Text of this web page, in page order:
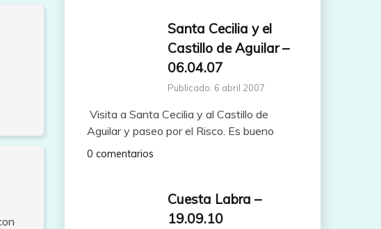
Santa Cecilia y el
Castillo de Aguilar –
06.04.07
Publicado: 6 abril 2007
Visita a Santa Cecilia y al Castillo de
Aguilar y paseo por el Risco. Es bueno
0 comentarios
Cuesta Labra –
19.09.10